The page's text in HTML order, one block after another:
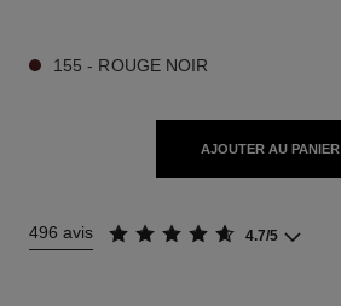
155 - ROUGE NOIR
AJOUTER AU PANIER
496 avis 4.7/5